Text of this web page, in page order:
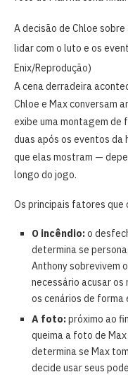
A decisão de Chloe
lidar com o luto e os
Enix/Reprodução)
A cena derradeira
Chloe e Max conversam
exibe uma montagem de
duas após os eventos
que elas mostram —
longo do jogo.
Os principais fatores que
O incêndio:o
determina se
Anthony sobrevivem
necessário acusar
os cenários de
A foto:próximo ao
queima a foto de
determina se Max
decide usar seus